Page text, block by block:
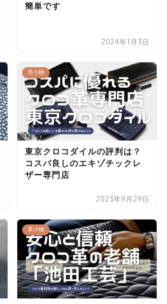
簡単です
2024年1月3日
革小物
東京クロコダイルの評判は？
コスパ良しのエキゾチックレ
ザー専門店
2023年9月29日
革小物